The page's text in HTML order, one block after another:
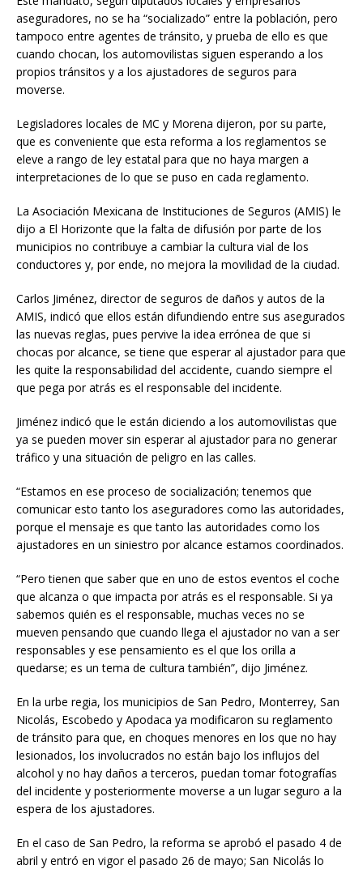
aseguradores, no se ha “socializado” entre la población, pero
tampoco entre agentes de tránsito, y prueba de ello es que
cuando chocan, los automovilistas siguen esperando a los
propios tránsitos y a los ajustadores de seguros para
moverse.
Legisladores locales de MC y Morena dijeron, por su parte,
que es conveniente que esta reforma a los reglamentos se
eleve a rango de ley estatal para que no haya margen a
interpretaciones de lo que se puso en cada reglamento.
La Asociación Mexicana de Instituciones de Seguros (AMIS) le
dijo a El Horizonte que la falta de difusión por parte de los
municipios no contribuye a cambiar la cultura vial de los
conductores y, por ende, no mejora la movilidad de la ciudad.
Carlos Jiménez, director de seguros de daños y autos de la
AMIS, indicó que ellos están difundiendo entre sus asegurados
las nuevas reglas, pues pervive la idea errónea de que si
chocas por alcance, se tiene que esperar al ajustador para que
les quite la responsabilidad del accidente, cuando siempre el
que pega por atrás es el responsable del incidente.
Jiménez indicó que le están diciendo a los automovilistas que
ya se pueden mover sin esperar al ajustador para no generar
tráfico y una situación de peligro en las calles.
“Estamos en ese proceso de socialización; tenemos que
comunicar esto tanto los aseguradores como las autoridades,
porque el mensaje es que tanto las autoridades como los
ajustadores en un siniestro por alcance estamos coordinados.
“Pero tienen que saber que en uno de estos eventos el coche
que alcanza o que impacta por atrás es el responsable. Si ya
sabemos quién es el responsable, muchas veces no se
mueven pensando que cuando llega el ajustador no van a ser
responsables y ese pensamiento es el que los orilla a
quedarse; es un tema de cultura también”, dijo Jiménez.
En la urbe regia, los municipios de San Pedro, Monterrey, San
Nicolás, Escobedo y Apodaca ya modificaron su reglamento
de tránsito para que, en choques menores en los que no hay
lesionados, los involucrados no están bajo los influjos del
alcohol y no hay daños a terceros, puedan tomar fotografías
del incidente y posteriormente moverse a un lugar seguro a la
espera de los ajustadores.
En el caso de San Pedro, la reforma se aprobó el pasado 4 de
abril y entró en vigor el pasado 26 de mayo; San Nicolás lo